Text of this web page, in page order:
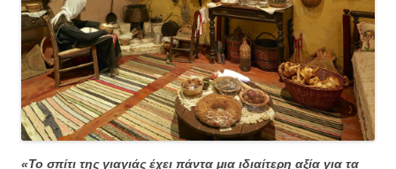
«Το σπίτι της γιαγιάς έχει πάντα μια ιδιαίτερη αξία για τα